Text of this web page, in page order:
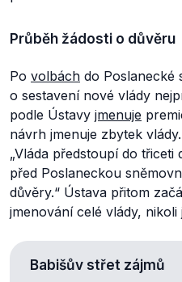
Průběh žádosti o důvěru
Po volbách do Poslanecké
o sestavení nové vlády
podle Ústavy jmenuje
návrh jmenuje zbytek
„Vláda předstoupí do
před Poslaneckou
důvěry.“ Ústava přitom
jmenování celé vlády,
Babišův střet zájmů